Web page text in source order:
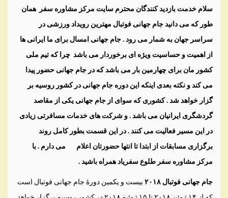
سلام خدمت بازدید کنندگان محترم سایت مرکز مشاوره سفر همان
طور که می دانید جام جهانی فوتبال مهترین رویداد ورزشی در
سراسر جهان به شمار می رود . جام جهانی امسال برای ما ایرانی ها
از اهمیت و حساسیت ویژه ای برخوردار می باشد چرا که تیم ملی
کشور مان برای چهارمین بار می باشد که در جام جهانی حضور پیدا
می کند و نکته بعدی اینکه این دوره جام جهانی در کشور روسیه بر
گزار خواهد شد . کشوری که سوای از جام جهانی یکی از مقاصد
گردشگری ایرانیان می باشد . و شرکت های خدمات مسافرتی زیادی
در این مسیر فعالیت می کنند . در این قسمت بطور کامل روند
برگزاری مسابقات از ابتدا تا انتها حضورتان اعلام می دارم . با
مرکز مشاوره سفر طلوع سفریاد همراه باشید .
جام جهانی فوتبال ۲۰۱۸
بیست و یکمین دورهٔ جام جهانی فوتبال است